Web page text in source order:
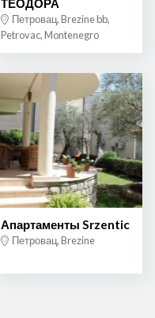
ТЕОДОРА
Петровац, Brezine bb,
Petrovac, Montenegro
Апартаменты Srzentic
Петровац, Brezine